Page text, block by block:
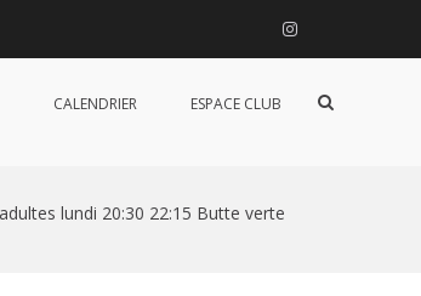
Instagram
CALENDRIER ESPACE CLUB
Afficher
lundi 20:30 22:15 Butte verte